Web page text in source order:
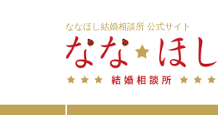
ななほし結婚相談所 公式サイト